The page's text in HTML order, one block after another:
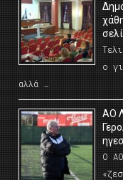
ο
αλλά …
ΑΟ
Ο